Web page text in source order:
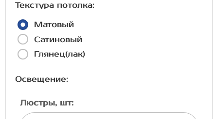
Текстура потолка:
Матовый
Сатиновый
Глянец(лак)
Освещение:
Люстры, шт: